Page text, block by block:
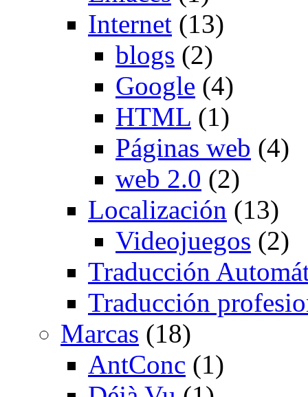
Internet (13)
blogs (2)
Google (4)
HTML (1)
Páginas web (4)
web 2.0 (2)
Localización (13)
Videojuegos (2)
Traducción
Traducción
Marcas (18)
AntConc (1)